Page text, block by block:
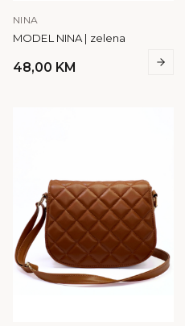
NINA
MODEL NINA | zelena
48,00 KM